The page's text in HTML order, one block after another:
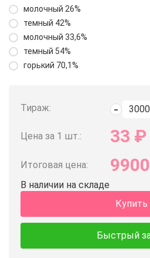
молочный 26%
темный 42%
молочный 33,6%
темный 54%
горький 70,1%
Тираж:
Цена за 1 шт.: 33 ₽
Итоговая цена:
В наличии на складе
Купить
Быстрый